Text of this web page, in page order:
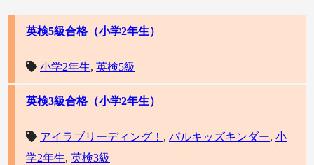
英検5級合格（小学2年生）
小学2年生, 英検5級
英検3級合格（小学2年生）
アイラブリーディング！ , パルキッズキンダー, 小
学2年生, 英検3級